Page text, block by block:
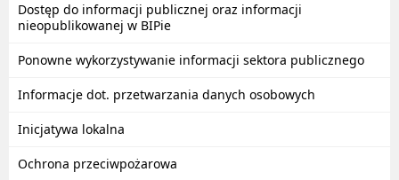
Dostęp do informacji publicznej oraz informacji
nieopublikowanej w BIPie
Ponowne wykorzystywanie informacji sektora publicznego
Informacje dot. przetwarzania danych osobowych
Inicjatywa lokalna
Ochrona przeciwpożarowa